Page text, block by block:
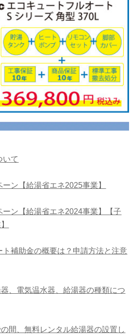
いて
ン【給湯省エネ2025事業】
ン【給湯省エネ2024事業】【子
ト補助金の概要は？申請方法と注意
、電気温水器、給湯器の種類につ
間、無料レンタル給湯器の設置し